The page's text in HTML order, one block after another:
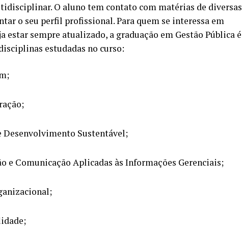
O aluno tem contato com matérias de diversas
o seu perfil profissional. Para quem se interessa em
estar sempre atualizado, a graduação em Gestão Pública é
estudadas no curso:
Desenvolvimento Sustentável;
e Comunicação Aplicadas às Informações Gerenciais;